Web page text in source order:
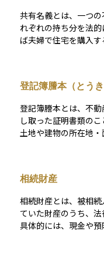
共有名義とは、一つ
れぞれの持ち分を法
ば夫婦で住宅を購入
登記簿謄本（とうき
登記簿謄本とは、不
し取った証明書類の
土地や建物の所在地
れており、企業の実体を
とは、登記簿の全部
本」と区別されます
や不動産取引、会社
な場面で必要とされる
相続財産
相続財産とは、被相
ていた財産のうち、法
具体的には、現金や